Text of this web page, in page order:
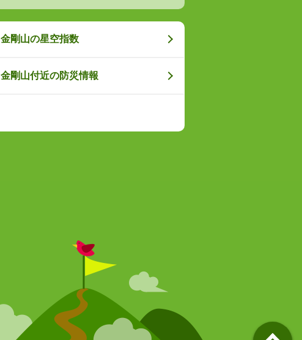
金剛山の星空指数
金剛山付近の防災情報